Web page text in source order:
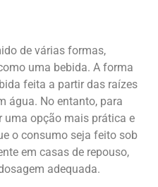
de várias formas,
uma bebida. A forma
feita a partir das raízes
água. No entanto, para
uma opção mais prática e
o consumo seja feito sob
em casas de repouso,
adequada.